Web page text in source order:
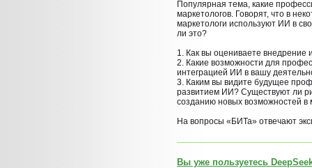
Популярная тема, какие
маркетологов. Говорят, что в
маркетологи используют ИИ в
ли это?
1. Как вы оцениваете внедрение
2. Какие возможности для
интеграцией ИИ в вашу
3. Каким вы видите будущее
развитием ИИ? Существуют ли
созданию новых возможностей в
На вопросы «БИТа» отвечают
Вы уже пользуетесь